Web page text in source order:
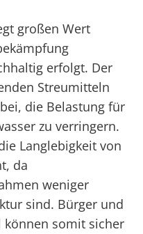
großen Wert
erfolgt. Der
Streumitteln
die Belastung für
zu verringern.
Langlebigkeit von
da
weniger
sind. Bürger und
somit sicher